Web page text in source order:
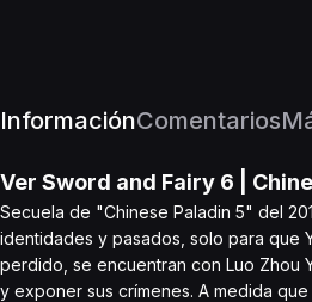
InformaciónComentarios
Ver Sword and Fairy 6 |
Secuela de "Chinese Paladin 5" del
identidades y pasados, solo para que
perdido, se encuentran con Luo Zhou
y exponer sus crímenes. A medida